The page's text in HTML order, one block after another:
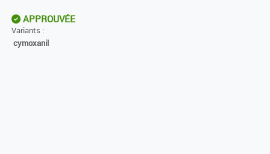
APPROUVÉE
Variants :
cymoxanil